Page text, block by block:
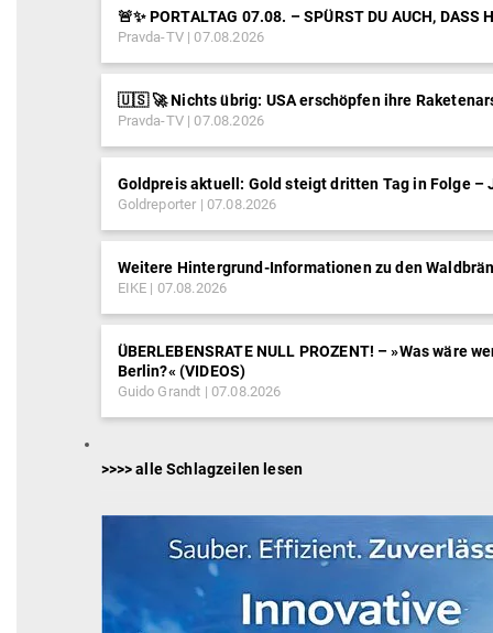
🚨✨ PORTALTAG 07.08. – SPÜRST DU AUCH, DASS
Pravda-TV 07.08.2026
🇺🇸 🚀 Nichts übrig: USA erschöpfen ihre
Pravda-TV 07.08.2026
Goldpreis aktuell: Gold steigt dritten Tag in Folge –
Goldreporter 07.08.2026
Weitere Hintergrund-Informationen zu den
EIKE 07.08.2026
ÜBERLEBENSRATE NULL PROZENT! – »Was wäre
Berlin?« (VIDEOS)
Guido Grandt 07.08.2026
>>>> alle Schlagzeilen lesen